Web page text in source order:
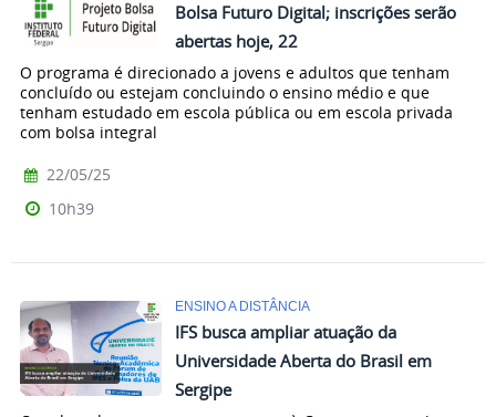
Bolsa Futuro Digital; inscrições serão
abertas hoje, 22
O programa é direcionado a jovens e adultos que tenham
concluído ou estejam concluindo o ensino médio e que
tenham estudado em escola pública ou em escola privada
com bolsa integral
22/05/25
10h39
ENSINO A DISTÂNCIA
IFS busca ampliar atuação da
Universidade Aberta do Brasil em
Sergipe